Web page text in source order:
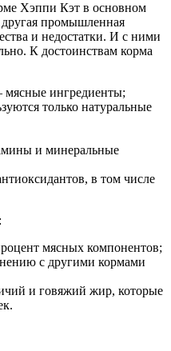
Хэппи Кэт в основном
промышленная
и недостатки. И с ними
К достоинствам корма
мясные ингредиенты;
только натуральные
и минеральные
в том числе
мясных компонентов;
с другими кормами
и говяжий жир, которые